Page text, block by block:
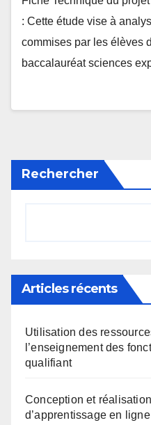
: Cette étude vise à
commises par les élèves
baccalauréat sciences
Rechercher
Articles récents
Utilisation des
l’enseignement des
qualifiant
Conception et
d’apprentissage en